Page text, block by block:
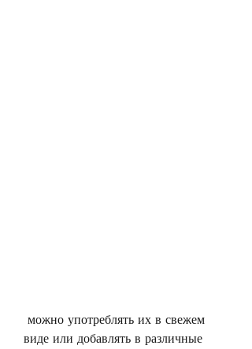
виде или добавлять в различные